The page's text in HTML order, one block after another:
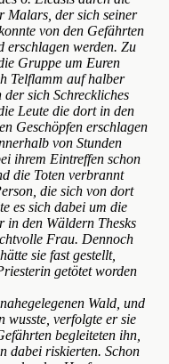
Malars, der sich seiner
von den Gefährten
erschlagen werden. Zu
Gruppe um Euren
Telflamm auf halber
sich Schreckliches
Leute die dort in den
Geschöpfen erschlagen
von Stunden
ihrem Eintreffen schon
die Toten verbrannt
die sich von dort
es sich dabei um die
den Wäldern Thesks
Frau. Dennoch
sie fast gestellt,
getötet worden
Wald, und
wusste, verfolgte er sie
begleiteten ihn,
dabei riskierten. Schon